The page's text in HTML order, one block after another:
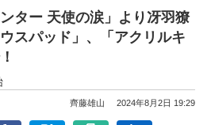
ター 天使の涙」より冴羽獠
スパッド」、「アクリルキ
齊藤雄山 2024年8月2日 19:29